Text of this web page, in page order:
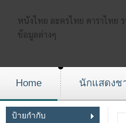
หนังไทย ละครไทย ดาราไทย
ข้อมูลต่างๆ
Home นักแสดงช
ป้ายกำกับ